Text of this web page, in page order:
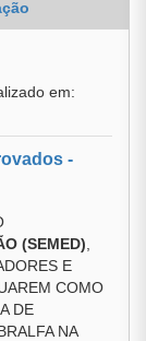
em:
-
(SEMED)
E
COMO
DE
NA